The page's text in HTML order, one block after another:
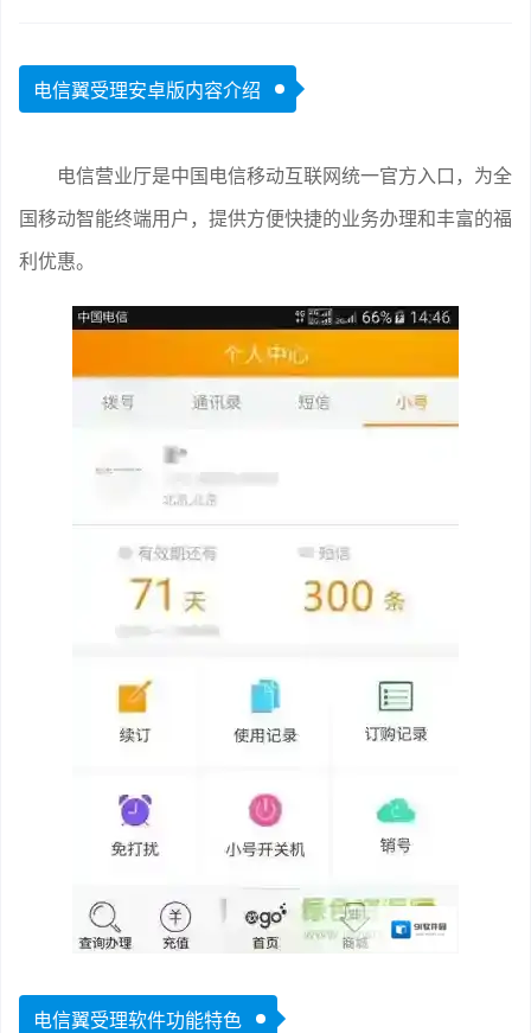
电信翼受理安卓版内容介绍
电信营业厅是中国电信移动互联网统一官方入口，为全
国移动智能终端用户，提供方便快捷的业务办理和丰富的福
利优惠。
电信翼受理软件功能特色